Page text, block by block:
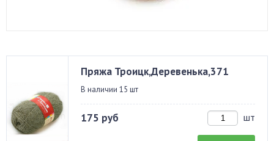
Пряжа Троицк,Деревенька,371
В наличии 15 шт
175 руб шт